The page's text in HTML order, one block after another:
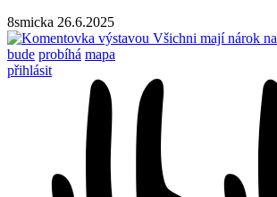
8smicka 26.6.2025
bude probíhá mapa
přihlásit